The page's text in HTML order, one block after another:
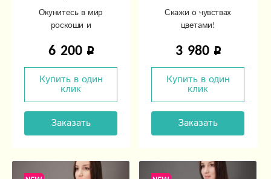
Окунитесь в мир
роскоши и
6 200
Купить в один
клик
Заказать
Скажи о чувствах
цветами!
3 980
Купить в один
клик
Заказать